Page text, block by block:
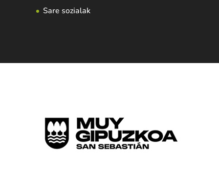
Sare sozialak